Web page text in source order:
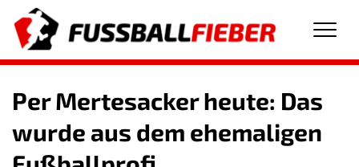
Per Mertesacker heute: Das
wurde aus dem ehemaligen